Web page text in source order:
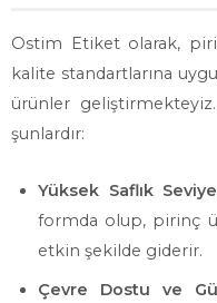
Ostim Etiket olarak,
kalite standartlarına
ürünler
şunlardır:
Yüksek Saflık
formda olup, pirinç
etkin şekilde giderir.
Çevre Dostu ve